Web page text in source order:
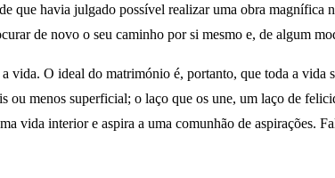
que havia julgado possível realizar uma obra
de novo o seu caminho por si mesmo e, de algum
vida. O ideal do matrimónio é, portanto, que toda a
ou menos superficial; o laço que os une, um laço de
vida interior e aspira a uma comunhão de